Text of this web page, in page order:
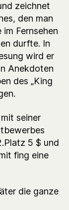
zeichnet
den man
Fernsehen
durfte. In
wird er
Anekdoten
des „King
seiner
5 $ und
fing eine
die ganze